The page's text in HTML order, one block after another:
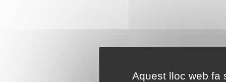
Aquest lloc web fa